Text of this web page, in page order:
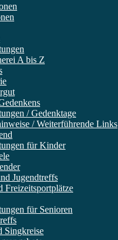
A bis Z
/ Gedenktage
/ Weiterführende Links
für Kinder
Jugendtreffs
Freizeitsportplätze
für Senioren
Singkreise